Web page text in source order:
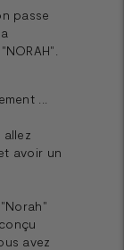
passe
...
avoir un
avez